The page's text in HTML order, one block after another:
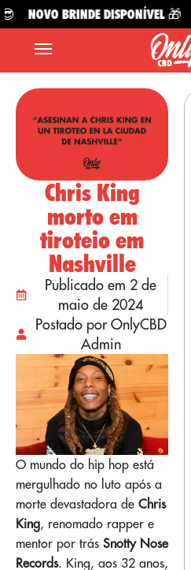
NOVO BRINDE DISPONÍVEL 🎁
Chris King
morto em
tiroteio em
Nashville
Publicado em 2 de
maio de 2024
Postado por OnlyCBD
Admin
O mundo do hip hop está
mergulhado no luto após a
morte devastadora de Chris
King, renomado rapper e
mentor por trás Snotty Nose
Records. King, aos 32 anos,